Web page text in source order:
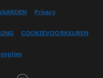
Privacy
COOKIEVOORKEUREN